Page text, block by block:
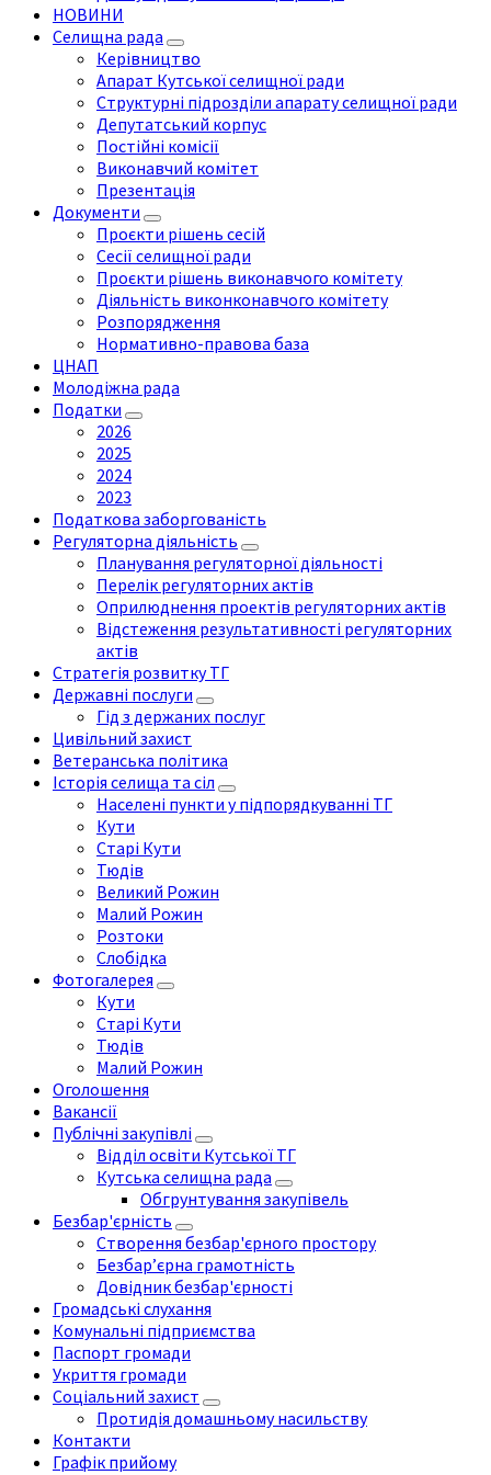
НОВИНИ
Селищна рада
Керівництво
Апарат Кутської селищної ради
Структурні підрозділи апарату селищної ради
Депутатський корпус
Постійні комісії
Виконавчий комітет
Презентація
Документи
Проєкти рішень сесій
Сесії селищної ради
Проєкти рішень виконавчого комітету
Діяльність виконконавчого комітету
Розпорядження
Нормативно-правова база
ЦНАП
Молодіжна рада
Податки
2026
2025
2024
2023
Податкова заборгованість
Регуляторна діяльність
Планування регуляторної діяльності
Перелік регуляторних актів
Оприлюднення проектів регуляторних актів
Відстеження результативності регуляторних
актів
Стратегія розвитку ТГ
Державні послуги
Гід з держаних послуг
Цивільний захист
Ветеранська політика
Історія селища та сіл
Населені пункти у підпорядкуванні ТГ
Кути
Старі Кути
Тюдів
Великий Рожин
Малий Рожин
Розтоки
Слобідка
Фотогалерея
Кути
Старі Кути
Тюдів
Малий Рожин
Оголошення
Вакансії
Публічні закупівлі
Відділ освіти Кутської ТГ
Кутська селищна рада
Обгрунтування закупівель
Безбар'єрність
Створення безбар'єрного простору
Безбар’єрна грамотність
Довідник безбар'єрності
Громадські слухання
Комунальні підприємства
Паспорт громади
Укриття громади
Соціальний захист
Протидія домашньому насильству
Контакти
Графік прийому